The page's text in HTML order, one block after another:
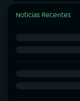
Notícias Recentes